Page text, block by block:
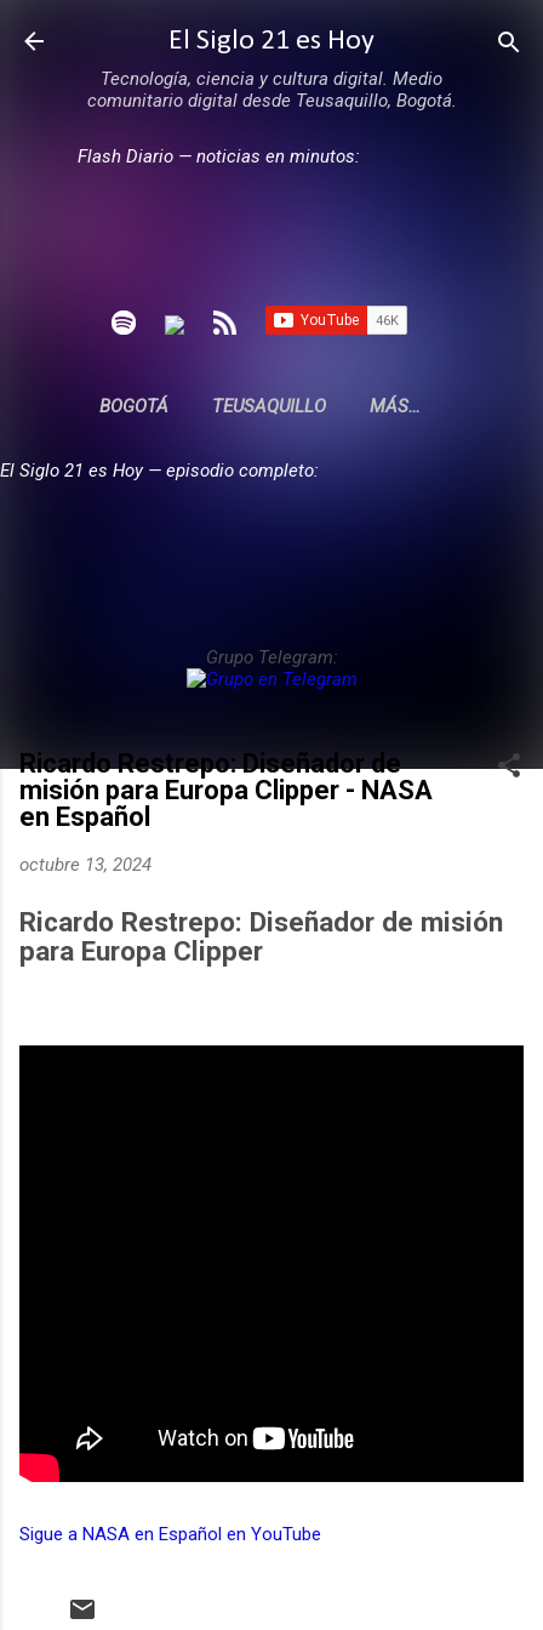
Ir al contenido principal
El Siglo 21 es Hoy
Tecnología, ciencia y cultura digital. Medio
comunitario digital desde Teusaquillo, Bogotá.
Flash Diario — noticias en minutos:
BOGOTÁ TEUSAQUILLO MÁS…
El Siglo 21 es Hoy — episodio completo:
Grupo Telegram:
Ricardo Restrepo: Diseñador de
misión para Europa Clipper - NASA
en Español
octubre 13, 2024
Ricardo Restrepo: Diseñador de misión
para Europa Clipper
Sigue a NASA en Español en YouTube